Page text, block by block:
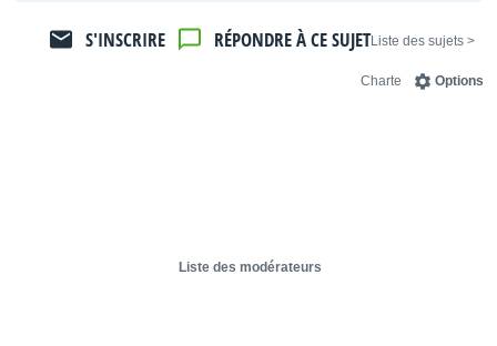
< Liste des sujets
RÉPONDRE À CE SUJET
S'INSCRIRE
Options
Charte
Liste des modérateurs